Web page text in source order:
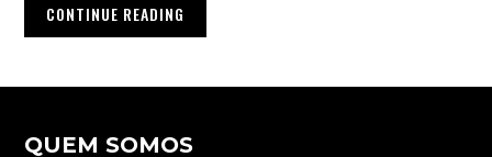
CONTINUE READING
QUEM SOMOS